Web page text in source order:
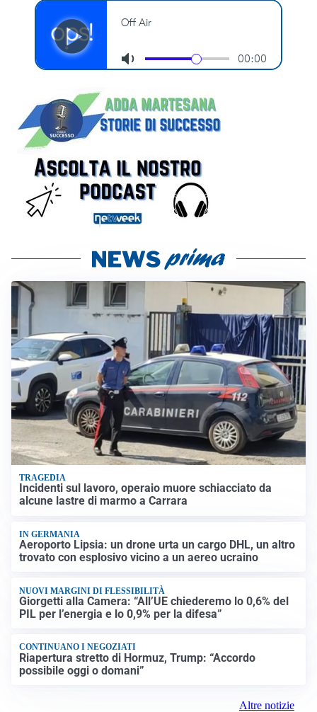
TRAGEDIA
Incidenti sul lavoro, operaio muore schiacciato da
alcune lastre di marmo a Carrara
IN GERMANIA
Aeroporto Lipsia: un drone urta un cargo DHL, un altro
trovato con esplosivo vicino a un aereo ucraino
NUOVI MARGINI DI FLESSIBILITÀ
Giorgetti alla Camera: “All’UE chiederemo lo 0,6% del
PIL per l’energia e lo 0,9% per la difesa”
CONTINUANO I NEGOZIATI
Riapertura stretto di Hormuz, Trump: “Accordo
possibile oggi o domani”
Altre notizie